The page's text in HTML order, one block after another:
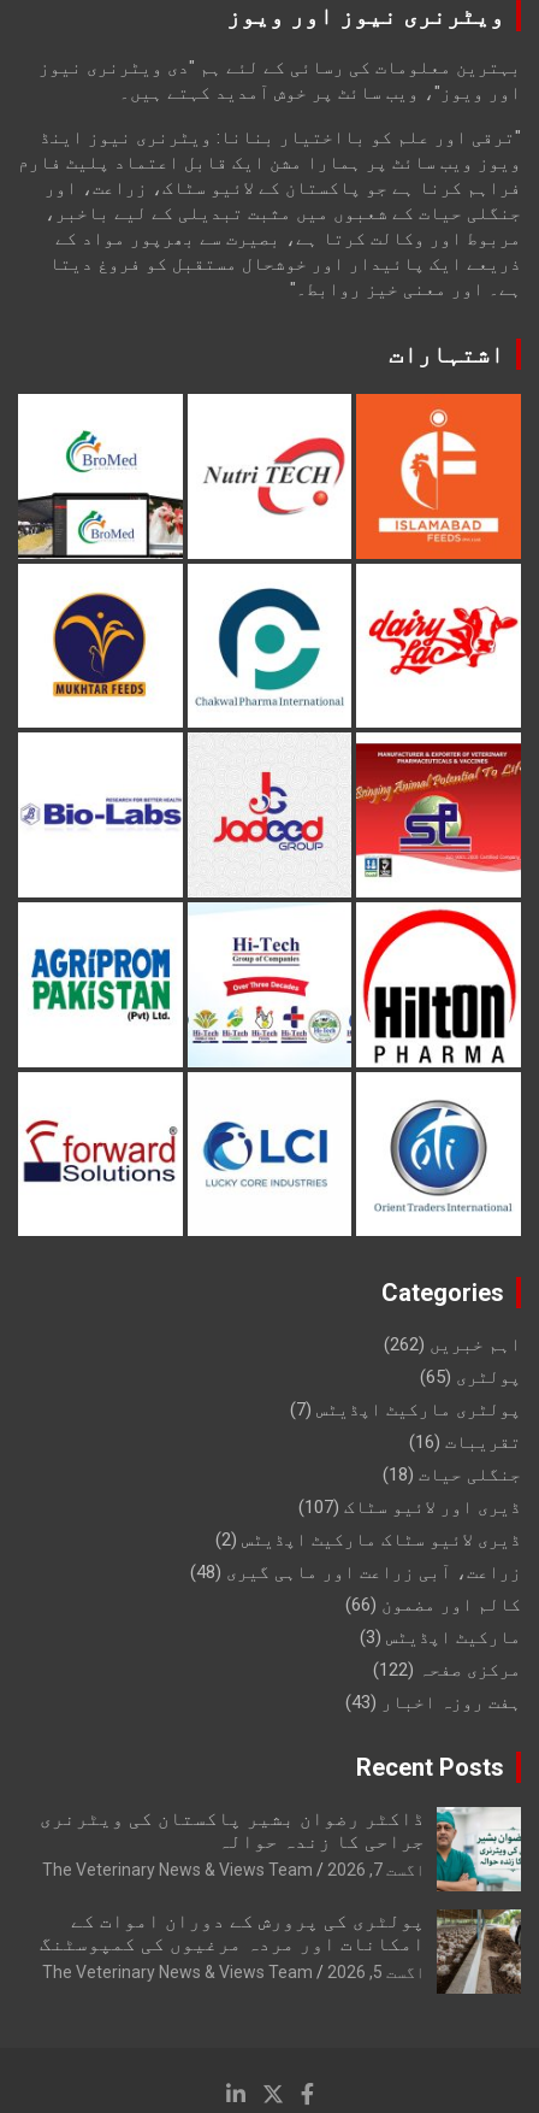
ویٹرنری نیوز اور ویوز
بہترین معلومات کی رسائی کے لئے ہم "دی ویٹرنری نیوز
اور ویوز"، ویب سائٹ پر خوش آمدید کہتے ہیں۔
"ترقی اور علم کو بااختیار بنانا: ویٹرنری نیوز اینڈ
ویوز ویب سائٹ پر ہمارا مشن ایک قابل اعتماد پلیٹ فارم
فراہم کرنا ہے جو پاکستان کے لائیو سٹاک، زراعت، اور
جنگلی حیات کے شعبوں میں مثبت تبدیلی کے لیے باخبر،
مربوط اور وکالت کرتا ہے، بصیرت سے بھرپور مواد کے
ذریعے ایک پائیدار اور خوشحال مستقبل کو فروغ دیتا
ہے۔ اور معنی خیز روابط۔"
اشتہارات
Categories
اہم خبریں (262)
پولٹری (65)
پولٹری مارکیٹ اپڈیٹس (7)
تقریبات (16)
جنگلی حیات (18)
ڈیری اور لائیو سٹاک (107)
ڈیری لائیو سٹاک مارکیٹ اپڈیٹس (2)
زراعت، آبی زراعت اور ماہی گیری (48)
کالم اور مضمون (66)
مارکیٹ اپڈیٹس (3)
مرکزی صفحہ (122)
ہفت روزہ اخبار (43)
Recent Posts
ڈاکٹر رضوان بشیر پاکستان کی ویٹرنری
جراحی کا زندہ حوالہ
اگست 7, 2026 The Veterinary News & Views Team
پولٹری کی پرورش کے دوران اموات کے
امکانات اور مردہ مرغیوں کی کمپوسٹنگ
اگست 5, 2026 The Veterinary News & Views Team